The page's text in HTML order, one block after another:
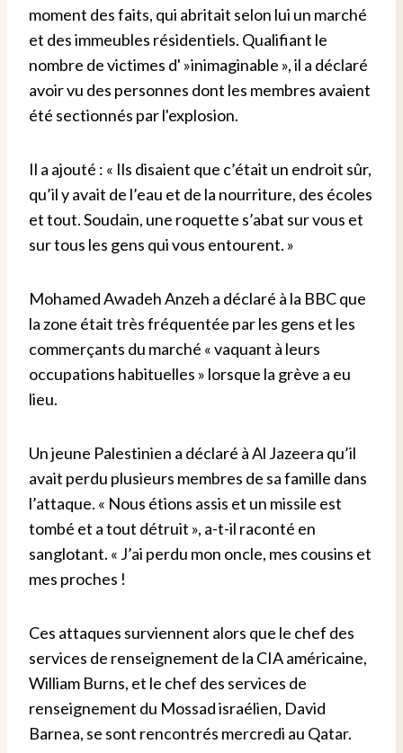
moment des faits, qui abritait selon lui un marché
et des immeubles résidentiels. Qualifiant le
nombre de victimes d' »inimaginable », il a déclaré
avoir vu des personnes dont les membres avaient
été sectionnés par l'explosion.
Il a ajouté : « Ils disaient que c’était un endroit sûr,
qu’il y avait de l’eau et de la nourriture, des écoles
et tout. Soudain, une roquette s’abat sur vous et
sur tous les gens qui vous entourent. »
Mohamed Awadeh Anzeh a déclaré à la BBC que
la zone était très fréquentée par les gens et les
commerçants du marché « vaquant à leurs
occupations habituelles » lorsque la grève a eu
lieu.
Un jeune Palestinien a déclaré à Al Jazeera qu’il
avait perdu plusieurs membres de sa famille dans
l’attaque. « Nous étions assis et un missile est
tombé et a tout détruit », a-t-il raconté en
sanglotant. « J’ai perdu mon oncle, mes cousins ​​et
mes proches !
Ces attaques surviennent alors que le chef des
services de renseignement de la CIA américaine,
William Burns, et le chef des services de
renseignement du Mossad israélien, David
Barnea, se sont rencontrés mercredi au Qatar.